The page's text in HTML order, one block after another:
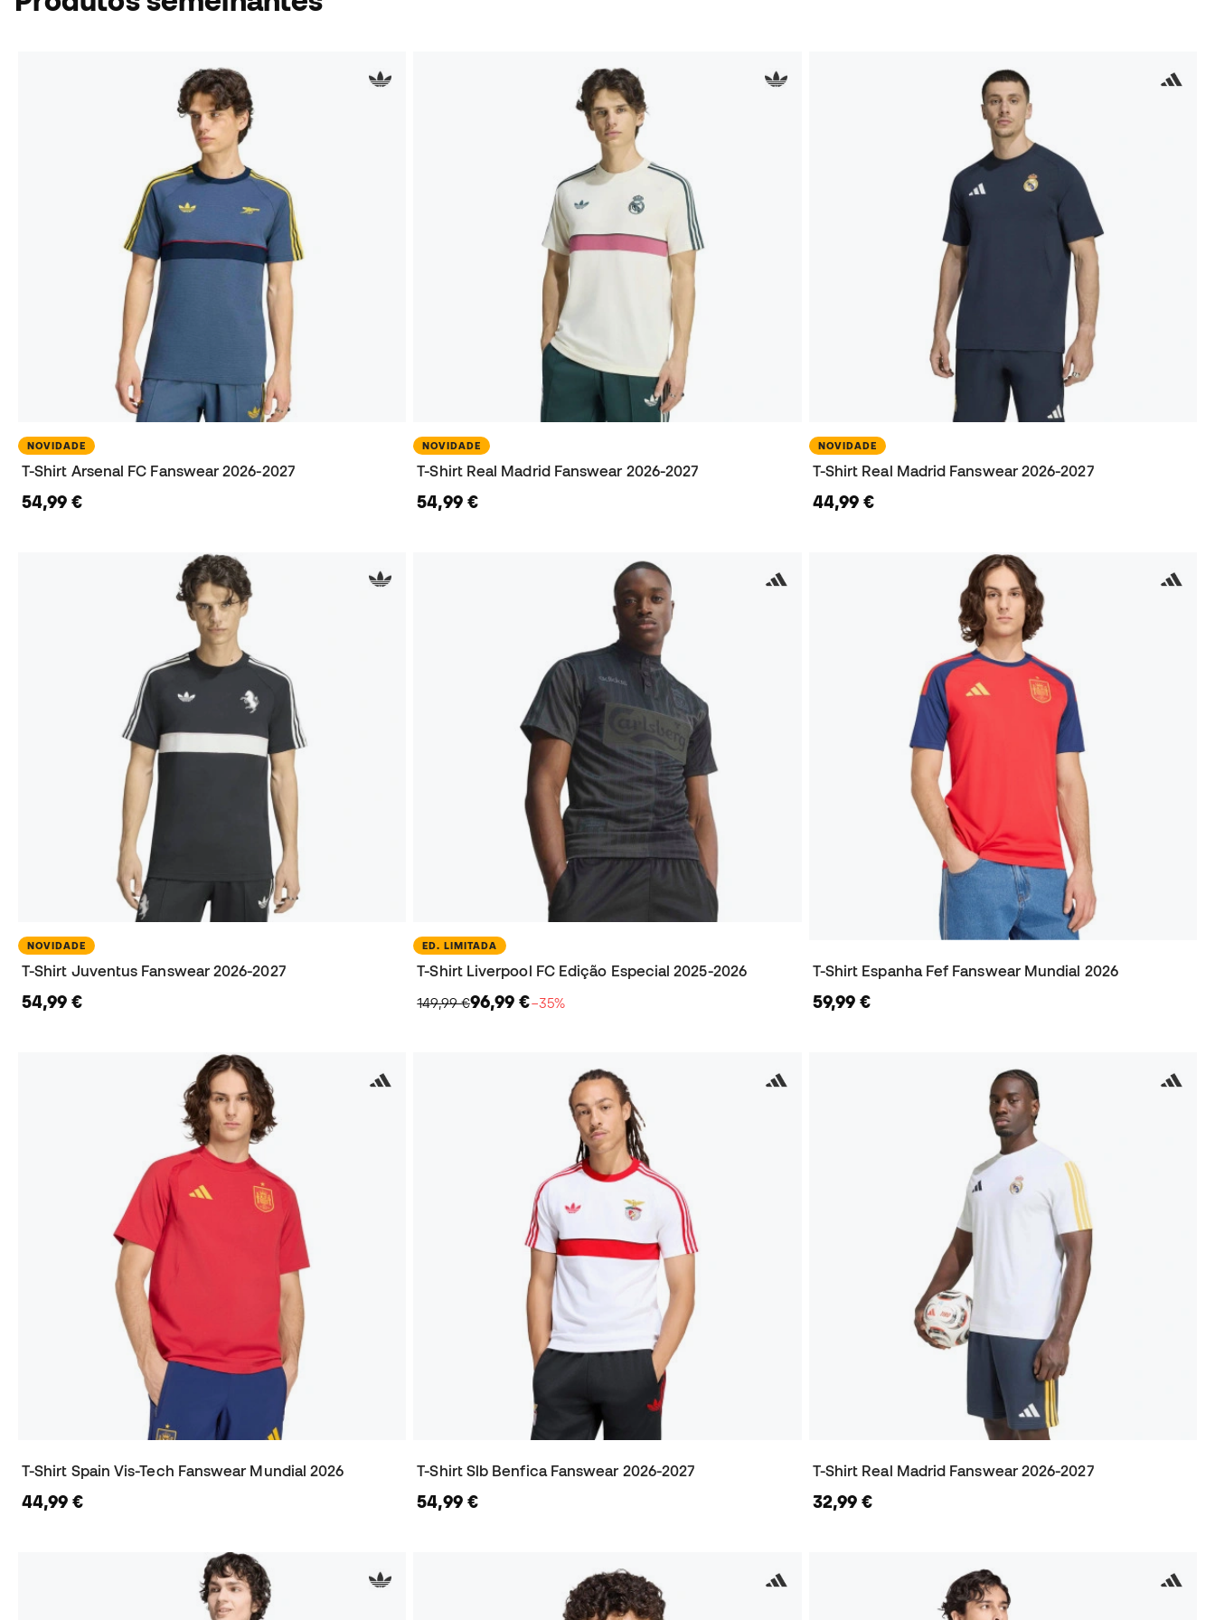
NOVIDADE
T-Shirt Arsenal FC Fanswear 2026-2027
54,99 €
NOVIDADE
T-Shirt Real Madrid Fanswear 2026-2027
54,99 €
NOVIDADE
T-Shirt Real Madrid Fanswear 2026-2027
44,99 €
NOVIDADE
T-Shirt Juventus Fanswear 2026-2027
54,99 €
ED. LIMITADA
T-Shirt Liverpool FC Edição Especial 2025-2026
149,99 €96,99 €−35%
T-Shirt Espanha Fef Fanswear Mundial 2026
59,99 €
T-Shirt Spain Vis-Tech Fanswear Mundial 2026
44,99 €
T-Shirt Slb Benfica Fanswear 2026-2027
54,99 €
T-Shirt Real Madrid Fanswear 2026-2027
32,99 €